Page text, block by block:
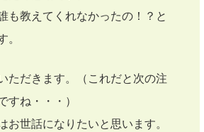
も教えてくれなかったの！？と
。
ただきます。（これだと次の注
すね・・・）
お世話になりたいと思います。